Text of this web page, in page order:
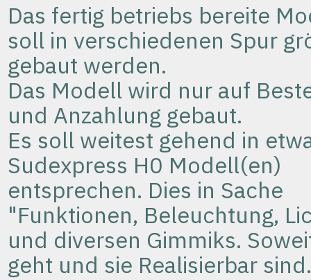
Das fertig betriebs bereite
soll in verschiedenen Spur
gebaut werden.
Das Modell wird nur auf
und Anzahlung gebaut.
Es soll weitest gehend in
Sudexpress H0 Modell(en)
entsprechen. Dies in Sache
"Funktionen, Beleuchtung,
und diversen Gimmiks.
geht und sie Realisierbar